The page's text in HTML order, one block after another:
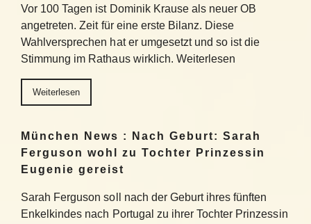
Vor 100 Tagen ist Dominik Krause als neuer OB
angetreten. Zeit für eine erste Bilanz. Diese
Wahlversprechen hat er umgesetzt und so ist die
Stimmung im Rathaus wirklich. Weiterlesen
Weiterlesen
München News : Nach Geburt: Sarah
Ferguson wohl zu Tochter Prinzessin
Eugenie gereist
Sarah Ferguson soll nach der Geburt ihres fünften
Enkelkindes nach Portugal zu ihrer Tochter Prinzessin